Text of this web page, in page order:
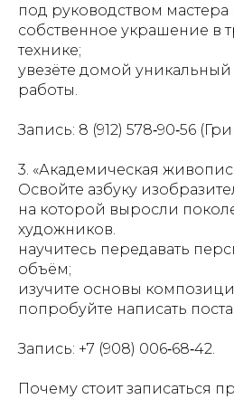
под руководством мастера
собственное украшение в
технике;
увезёте домой
работы.
Запись: 8 (912) 578‑90‑56
3. «Академическая
Освойте азбуку
на которой выросли
художников.
научитесь передавать
объём;
изучите основы
попробуйте написать
Запись: +7 (908) 006‑68‑42.
Почему стоит записаться